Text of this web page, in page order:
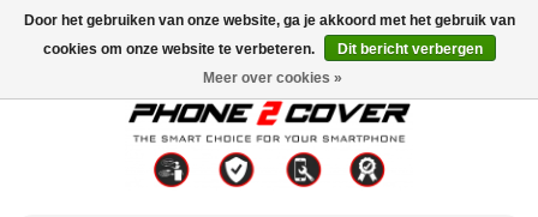
Door het gebruiken van onze website, ga je akkoord met het gebruik van
cookies om onze website te verbeteren.
Dit bericht verbergen
Meer over cookies »